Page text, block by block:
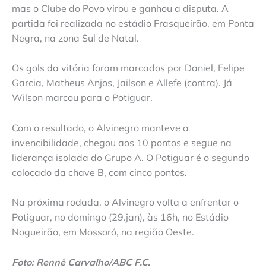
mas o Clube do Povo virou e ganhou a disputa. A
partida foi realizada no estádio Frasqueirão, em Ponta
Negra, na zona Sul de Natal.
Os gols da vitória foram marcados por Daniel, Felipe
Garcia, Matheus Anjos, Jailson e Allefe (contra). Já
Wilson marcou para o Potiguar.
Com o resultado, o Alvinegro manteve a
invencibilidade, chegou aos 10 pontos e segue na
liderança isolada do Grupo A. O Potiguar é o segundo
colocado da chave B, com cinco pontos.
Na próxima rodada, o Alvinegro volta a enfrentar o
Potiguar, no domingo (29.jan), às 16h, no Estádio
Nogueirão, em Mossoró, na região Oeste.
Foto: Rennê Carvalho/ABC F.C.